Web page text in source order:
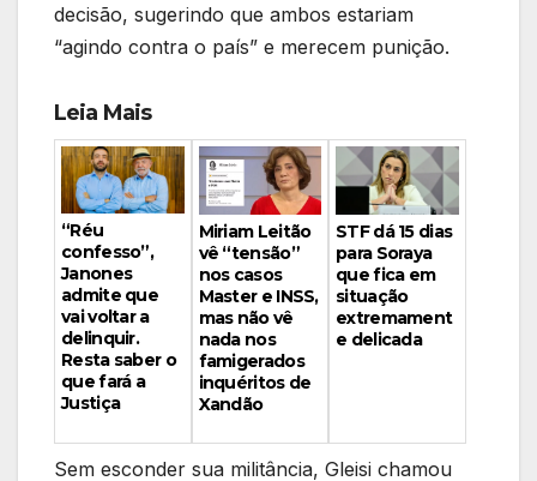
decisão, sugerindo que ambos estariam
“agindo contra o país” e merecem punição.
Leia Mais
“Réu
confesso”,
Janones
admite que
vai voltar a
delinquir.
Resta saber o
que fará a
Justiça
Miriam Leitão
vê “tensão”
nos casos
Master e INSS,
mas não vê
nada nos
famigerados
inquéritos de
Xandão
STF dá 15 dias
para Soraya
que fica em
situação
extremament
e delicada
Sem esconder sua militância, Gleisi chamou